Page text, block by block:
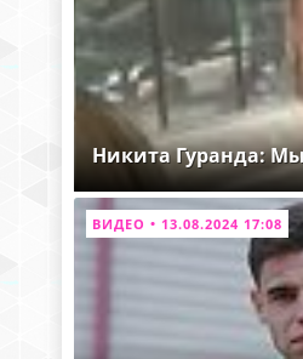
Никита Гуранда:
ВИДЕО • 13.08.2024 17:08